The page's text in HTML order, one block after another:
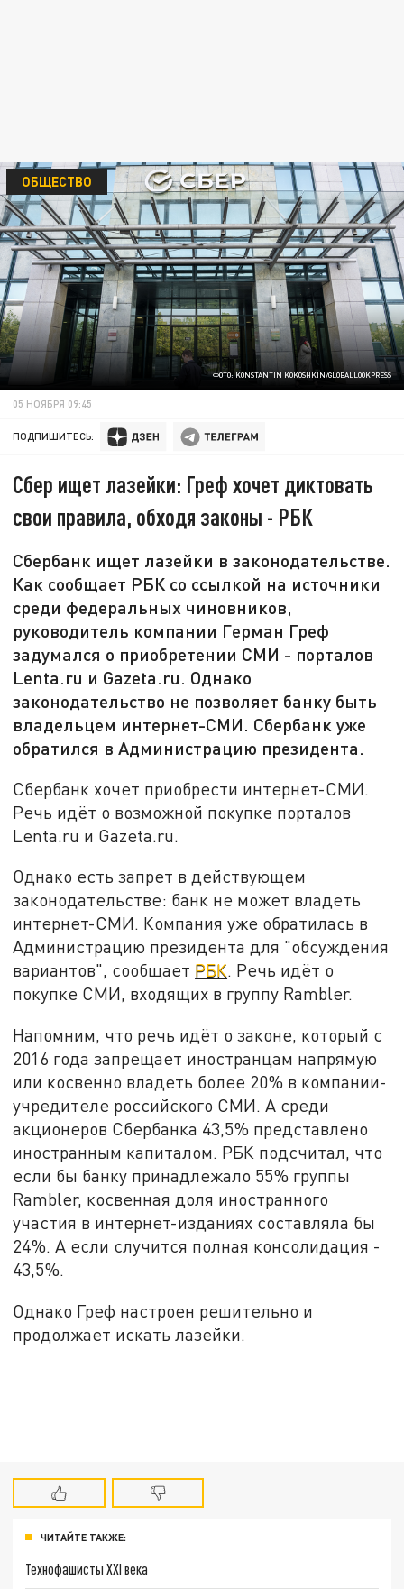
ФОТО: KONSTANTIN KOKOSHKIN/GLOBALLOOKPRESS
ОБЩЕСТВО
05 НОЯБРЯ 09:45
ПОДПИШИТЕСЬ:
Сбер ищет лазейки: Греф хочет диктовать
свои правила, обходя законы - РБК
Сбербанк ищет лазейки в законодательстве.
Как сообщает РБК со ссылкой на источники
среди федеральных чиновников,
руководитель компании Герман Греф
задумался о приобретении СМИ - порталов
Lenta.ru и Gazeta.ru. Однако
законодательство не позволяет банку быть
владельцем интернет-СМИ. Сбербанк уже
обратился в Администрацию президента.
Сбербанк хочет приобрести интернет-СМИ.
Речь идёт о возможной покупке порталов
Lenta.ru и Gazeta.ru.
Однако есть запрет в действующем
законодательстве: банк не может владеть
интернет-СМИ. Компания уже обратилась в
Администрацию президента для "обсуждения
вариантов", сообщает РБК. Речь идёт о
покупке СМИ, входящих в группу Rambler.
Напомним, что речь идёт о законе, который с
2016 года запрещает иностранцам напрямую
или косвенно владеть более 20% в компании-
учредителе российского СМИ. А среди
акционеров Сбербанка 43,5% представлено
иностранным капиталом. РБК подсчитал, что
если бы банку принадлежало 55% группы
Rambler, косвенная доля иностранного
участия в интернет-изданиях составляла бы
24%. А если случится полная консолидация -
43,5%.
Однако Греф настроен решительно и
продолжает искать лазейки.
ЧИТАЙТЕ ТАКЖЕ:
Технофашисты XXI века